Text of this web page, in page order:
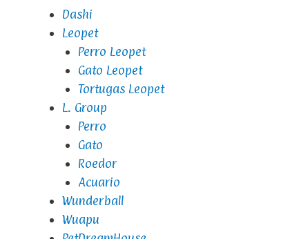
Dashi
Leopet
Perro Leopet
Gato Leopet
Tortugas Leopet
L. Group
Perro
Gato
Roedor
Acuario
Wunderball
Wuapu